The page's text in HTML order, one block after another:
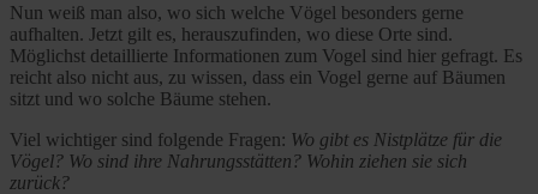
Nun weiß man also, wo sich welche Vögel besonders gerne
aufhalten. Jetzt gilt es, herauszufinden, wo diese Orte sind.
Möglichst detaillierte Informationen zum Vogel sind hier gefragt. Es
reicht also nicht aus, zu wissen, dass ein Vogel gerne auf Bäumen
sitzt und wo solche Bäume stehen.
Viel wichtiger sind folgende Fragen: Wo gibt es Nistplätze für die
Vögel? Wo sind ihre Nahrungsstätten? Wohin ziehen sie sich
zurück?